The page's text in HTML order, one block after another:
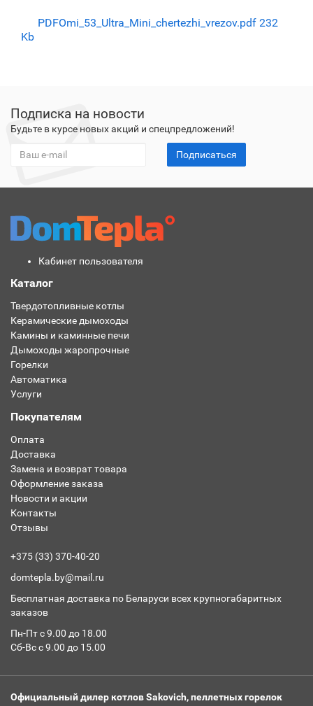
PDFOmi_53_Ultra_Mini_chertezhi_vrezov.pdf 232
Kb
Подписка на новости
Будьте в курсе новых акций и спецпредложений!
Подписаться
Кабинет пользователя
Каталог
Твердотопливные котлы
Керамические дымоходы
Камины и каминные печи
Дымоходы жаропрочные
Горелки
Автоматика
Услуги
Покупателям
Оплата
Доставка
Замена и возврат товара
Оформление заказа
Новости и акции
Контакты
Отзывы
+375 (33) 370-40-20
domtepla.by@mail.ru
Бесплатная доставка по Беларуси всех крупногабаритных
заказов
Пн-Пт с 9.00 до 18.00
Сб-Вс с 9.00 до 15.00
Официальный дилер котлов Sakovich, пеллетных горелок